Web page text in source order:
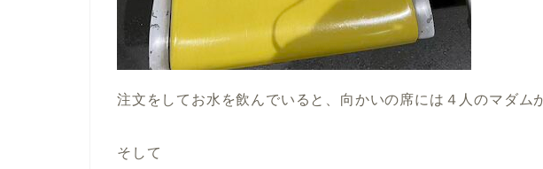
注文をしてお水を飲んでいると、向かいの席には４人のマダム
そして